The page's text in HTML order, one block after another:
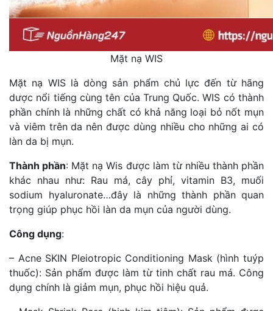
Mặt nạ WIS
Mặt nạ WIS là dòng sản phẩm chủ lực đến từ hãng
dược nổi tiếng cùng tên của Trung Quốc. WIS có thành
phần chính là những chất có khả năng loại bỏ nốt mụn
và viêm trên da nên được dùng nhiều cho những ai có
làn da bị mụn.
Thành phần: Mặt nạ Wis được làm từ nhiều thành phần
khác nhau như: Rau má, cây phỉ, vitamin B3, muối
sodium hyaluronate…đây là những thành phần quan
trọng giúp phục hồi làn da mụn của người dùng.
Công dụng:
– Acne SKIN Pleiotropic Conditioning Mask (hình tuýp
thuốc): Sản phẩm được làm từ tinh chất rau má. Công
dụng chính là giảm mụn, phục hồi hiệu quả.